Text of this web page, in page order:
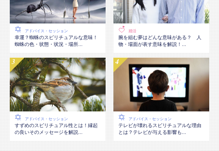
アドバイス・セッション
幸運？蜘蛛のスピリチュアルな意味！
蜘蛛の色・状態・状況・場所...
婚活
腕を組む夢はどんな意味がある？ 人
物・場面が表す意味を解説！...
アドバイス・セッション
すずめのスピリチュアル性とは！縁起
の良いそのメッセージを解説...
アドバイス・セッション
テレビが壊れるスピリチュアルな理由
とは？テレビが与える影響も...